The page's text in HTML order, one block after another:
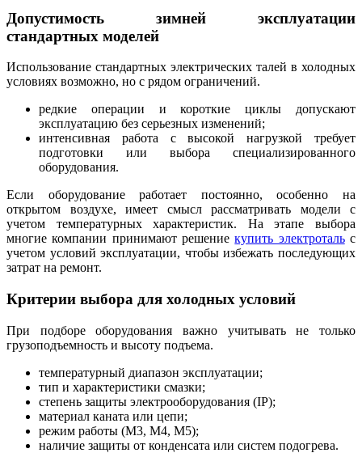
Допустимость зимней эксплуатации
стандартных моделей
Использование стандартных электрических талей в холодных
условиях возможно, но с рядом ограничений.
редкие операции и короткие циклы допускают
эксплуатацию без серьезных изменений;
интенсивная работа с высокой нагрузкой требует
подготовки или выбора специализированного
оборудования.
Если оборудование работает постоянно, особенно на
открытом воздухе, имеет смысл рассматривать модели с
учетом температурных характеристик. На этапе выбора
многие компании принимают решениекупить электротальс
учетом условий эксплуатации, чтобы избежать последующих
затрат на ремонт.
Критерии выбора для холодных условий
При подборе оборудования важно учитывать не только
грузоподъемность и высоту подъема.
температурный диапазон эксплуатации;
тип и характеристики смазки;
степень защиты электрооборудования (IP);
материал каната или цепи;
режим работы (M3, M4, M5);
наличие защиты от конденсата или систем подогрева.